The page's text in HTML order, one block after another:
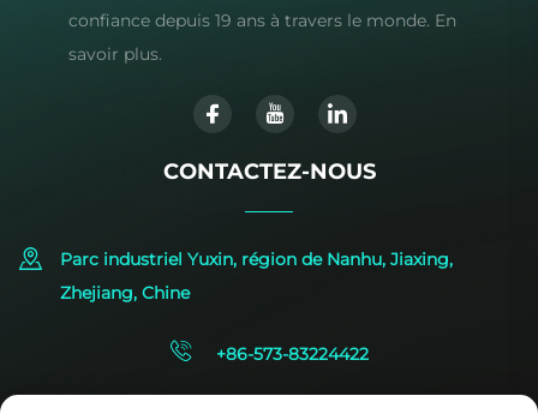
confiance depuis 19 ans à travers le monde. En
savoir plus.
CONTACTEZ-NOUS
Parc industriel Yuxin, région de Nanhu, Jiaxing,
Zhejiang, Chine
+86-573-83224422